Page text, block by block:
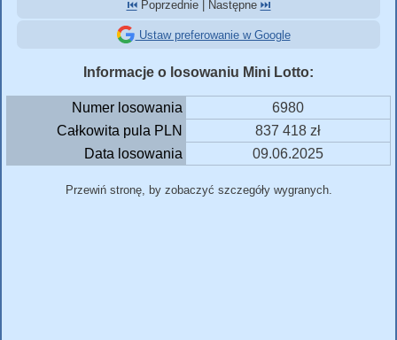
⏮️Poprzednie | Następne ⏭️
Ustaw preferowanie w Google
Informacje o losowaniu Mini Lotto:
Numer losowania
6980
Całkowita pula PLN
837 418 zł
Data losowania
09.06.2025
Przewiń stronę, by zobaczyć szczegóły wygranych.